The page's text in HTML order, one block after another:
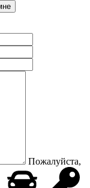
Пожалуйста,